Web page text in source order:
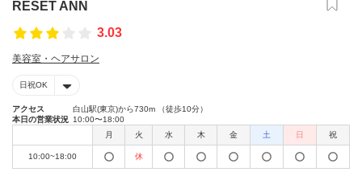
RESET ANN
3.03
美容室・ヘアサロン
日祝OK
アクセス
白山駅(東京)から730m （徒歩10分）
本日の営業状況 10:00〜18:00
月
火 水 木 金 土 日 祝
10:00~18:00 休